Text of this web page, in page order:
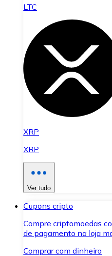
LTC
XRP
XRP
Ver tudo
Cupons cripto
Compre criptomoedas
de pagamento na loja
Comprar com dinheiro